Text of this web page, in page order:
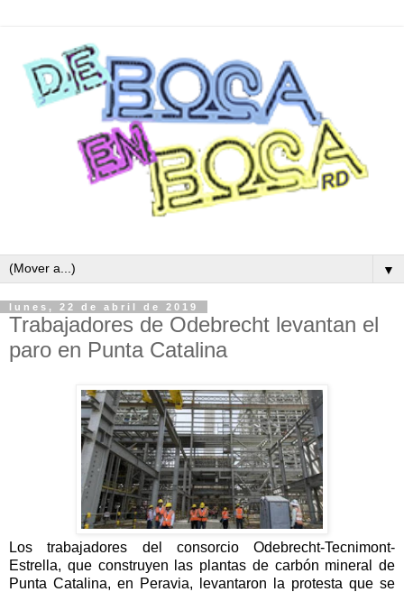
▼
lunes, 22 de abril de 2019
Trabajadores de Odebrecht levantan el
paro en Punta Catalina
Los trabajadores del consorcio Odebrecht-Tecnimont-
Estrella, que construyen las plantas de carbón mineral de
Punta Catalina, en Peravia, levantaron la protesta que se